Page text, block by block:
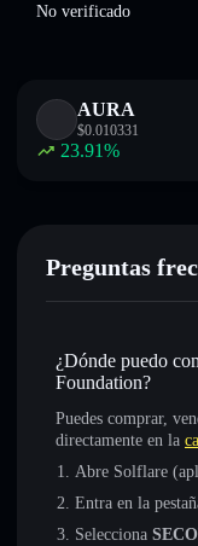
No verificado
AURA
$0.010331
23.91%
Preguntas
¿Dónde puedo
Foundation?
Puedes comprar,
directamente en la
Abre Solflare
Entra en la
Selecciona